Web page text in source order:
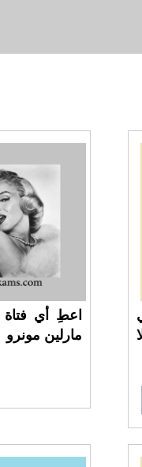
اعطِ أي
مارلين مونرو